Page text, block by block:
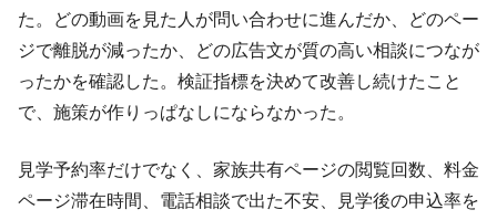
た。どの動画を見た人が問い合わせに進んだか、どのペー
ジで離脱が減ったか、どの広告文が質の高い相談につなが
ったかを確認した。検証指標を決めて改善し続けたこと
で、施策が作りっぱなしにならなかった。
見学予約率だけでなく、家族共有ページの閲覧回数、料金
ページ滞在時間、電話相談で出た不安、見学後の申込率を